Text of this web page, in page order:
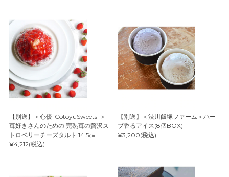
【別送】＜心優-CotoyuSweets-＞
苺好きさんのための 完熟苺の贅沢ス
トロベリーチーズタルト 14.5㎝
¥4,212(税込)
【別送】＜渋川飯塚ファーム＞ハー
ブ香るアイス(8個BOX)
¥3,200(税込)